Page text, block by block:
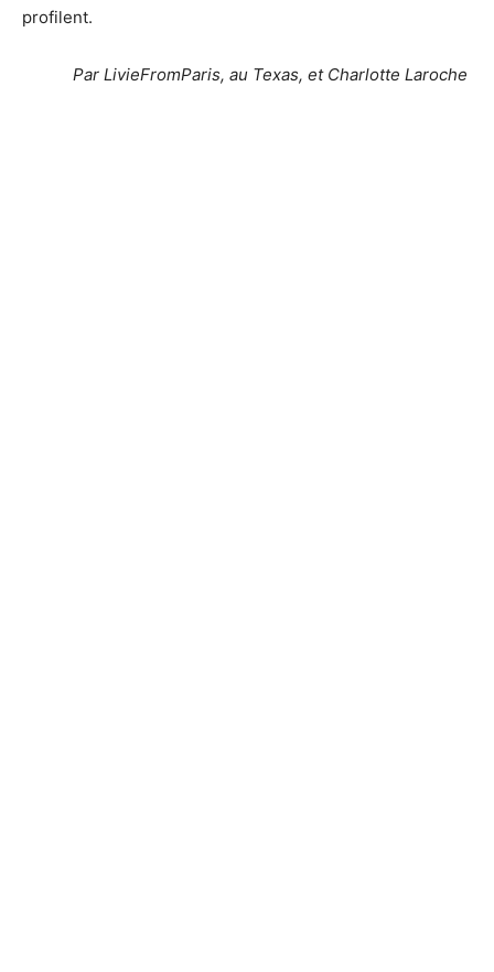
profilent.
Par LivieFromParis, au Texas, et Charlotte Laroche